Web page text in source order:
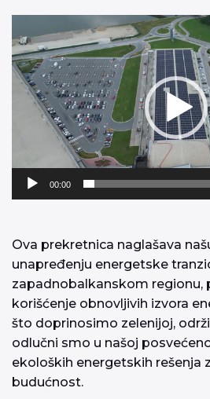
видео
записа
00:00
Ova prekretnica naglašava
unapređenju energetske
zapadnobalkanskom regionu,
korišćenje obnovljivih izvora
što doprinosimo zelenijoj,
odlučni smo u našoj
ekoloških energetskih rešenja
budućnost.